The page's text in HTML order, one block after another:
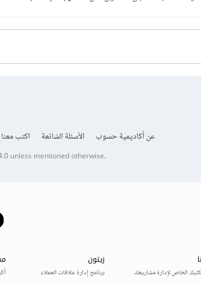
عن أكاديمية حسوب الأسئلة الشائعة اكتب معنا
unless mentioned otherwise.